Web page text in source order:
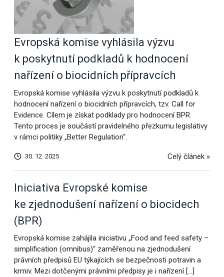
Evropská komise vyhlásila výzvu
k poskytnutí podkladů k hodnocení
nařízení o biocidních přípravcích
Evropská komise vyhlásila výzvu k poskytnutí podkladů k
hodnocení nařízení o biocidních přípravcích, tzv. Call for
Evidence. Cílem je získat podklady pro hodnocení BPR.
Tento proces je součástí pravidelného přezkumu legislativy
v rámci politiky „Better Regulation“.
30. 12. 2025 Celý článek »
Iniciativa Evropské komise
ke zjednodušení nařízení o biocidech
(BPR)
Evropská komise zahájila iniciativu „Food and feed safety –
simplification (omnibus)“ zaměřenou na zjednodušení
právních předpisů EU týkajících se bezpečnosti potravin a
krmiv. Mezi dotčenými právními předpisy je i nařízení […]